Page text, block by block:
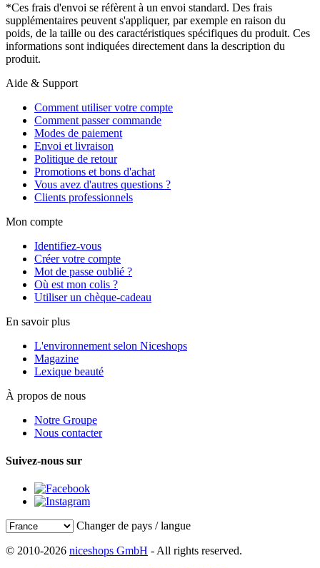
*Ces frais d'envoi se réfèrent à un envoi standard. Des frais
supplémentaires peuvent s'appliquer, par exemple en raison du
poids, de la taille ou des caractéristiques spécifiques du produit. Ces
informations sont indiquées directement dans la description du
produit.
Aide & Support
Comment utiliser votre compte
Comment passer commande
Modes de paiement
Envoi et livraison
Politique de retour
Promotions et bons d'achat
Vous avez d'autres questions ?
Clients professionnels
Mon compte
Identifiez-vous
Créer votre compte
Mot de passe oublié ?
Où est mon colis ?
Utiliser un chèque-cadeau
En savoir plus
L'environnement selon Niceshops
Magazine
Lexique beauté
À propos de nous
Notre Groupe
Nous contacter
Suivez-nous sur
Changer de pays / langue
© 2010-2026 niceshops GmbH - All rights reserved.